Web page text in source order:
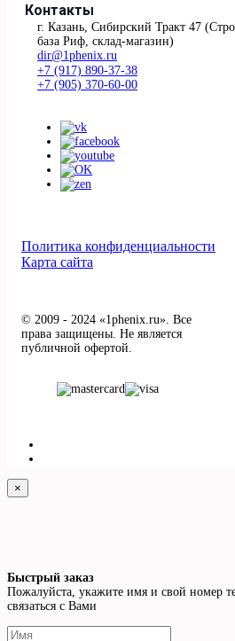
Контакты
г. Казань, Сибирский Тракт 47
база Риф, склад-магазин)
dir@1phenix.ru
+7 (917) 890-37-38
+7 (905) 370-60-00
© 2009 - 2024 «1phenix.ru». Все
права защищены. Не является
публичной офертой.
Карта сайта
Политика конфиденциальности
×
Быстрый заказ
Пожалуйста, укажите имя и свой номер
связаться с Вами